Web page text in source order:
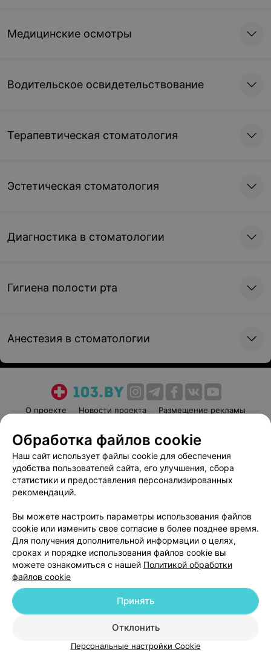
Медицинские осмотры
Водительское освидетельствование
Терапевтическая стоматология
Эстетическая стоматология
Диагностика в стоматологии
Гигиена полости рта
Анестезия в стоматологии
О проекте Новости проекта
Размещение рекламы
Пользовательское соглашение
Способы оплаты
Вакансии
Партнеры
Написать руководителю 103.by
Обработка персональных данных
© 2026 ООО «Артокс Лаб», УНП 191700409
| 220012, Республика Беларусь,
г. Минск, улица Толбухина, 2, пом. 16 | help@103.by
Служба поддержки +375 291212755
Обработка файлов cookie
Наш сайт использует файлы cookie для обеспечения
удобства пользователей сайта, его улучшения, сбора
статистики и предоставления персонализированных
рекомендаций.
Вы можете настроить параметры использования файлов
cookie или изменить свое согласие в более позднее время.
Для получения дополнительной информации о целях,
сроках и порядке использования файлов cookie вы
можете ознакомиться с нашей Политикой обработки
файлов cookie
Отклонить
Принять
Персональные настройки Cookie